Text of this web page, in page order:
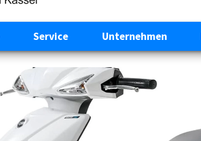
Service Unternehmen